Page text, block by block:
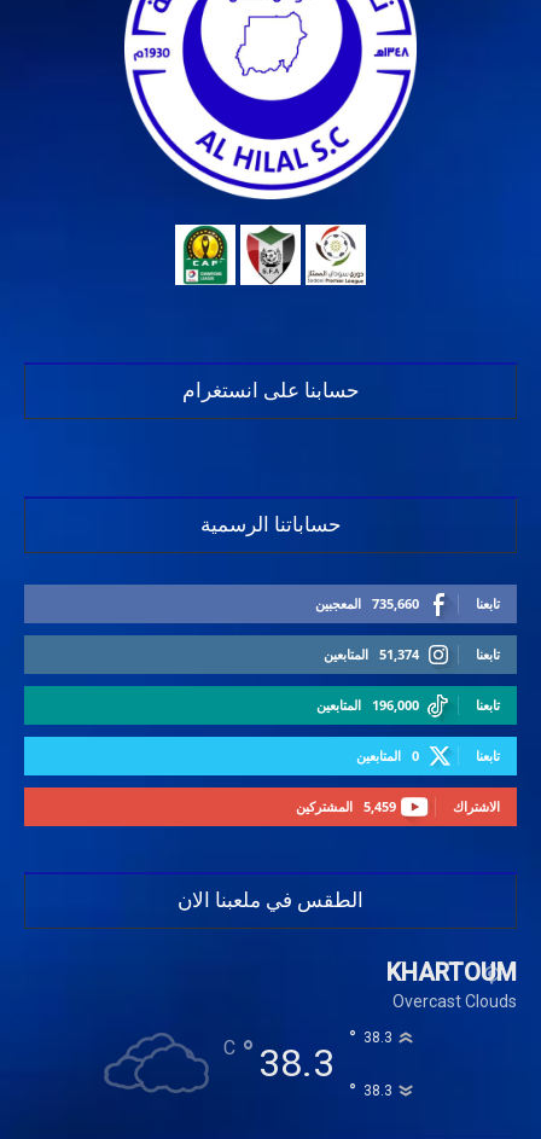
حسابنا على انستغرام
حساباتنا الرسمية
735,660 المعجبين تابعنا
51,374 المتابعين تابعنا
196,000 المتابعين تابعنا
0 المتابعين تابعنا
5,459 المشتركين الاشتراك
الطقس في ملعبنا الان
KHARTOUM
Overcast Clouds
38.3
°
C 38.3
°
38.3
°